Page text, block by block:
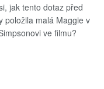
jak tento dotaz před
položila malá Maggie v
ve filmu?